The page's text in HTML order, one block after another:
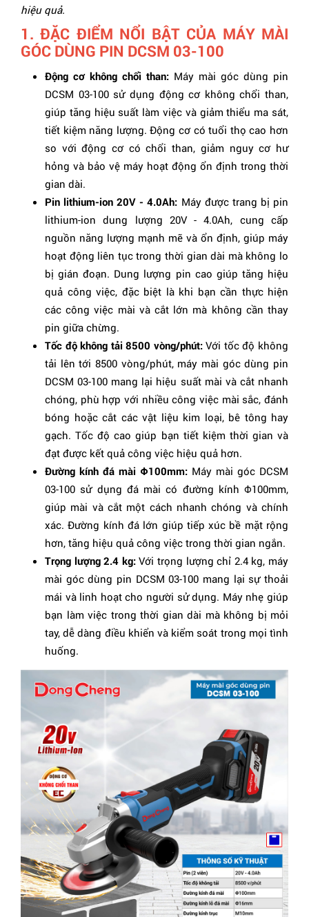
hiệu quả.
1. ĐẶC ĐIỂM NỔI BẬT CỦA MÁY MÀI
GÓC DÙNG PIN DCSM 03-100
Động cơ không chổi than: Máy mài góc dùng pin
DCSM 03-100 sử dụng động cơ không chổi than,
giúp tăng hiệu suất làm việc và giảm thiểu ma sát,
tiết kiệm năng lượng. Động cơ có tuổi thọ cao hơn
so với động cơ có chổi than, giảm nguy cơ hư
hỏng và bảo vệ máy hoạt động ổn định trong thời
gian dài.
Pin lithium-ion 20V - 4.0Ah: Máy được trang bị pin
lithium-ion dung lượng 20V - 4.0Ah, cung cấp
nguồn năng lượng mạnh mẽ và ổn định, giúp máy
hoạt động liên tục trong thời gian dài mà không lo
bị gián đoạn. Dung lượng pin cao giúp tăng hiệu
quả công việc, đặc biệt là khi bạn cần thực hiện
các công việc mài và cắt lớn mà không cần thay
pin giữa chừng.
Tốc độ không tải 8500 vòng/phút:Với tốc độ không
tải lên tới 8500 vòng/phút, máy mài góc dùng pin
DCSM 03-100 mang lại hiệu suất mài và cắt nhanh
chóng, phù hợp với nhiều công việc mài sắc, đánh
bóng hoặc cắt các vật liệu kim loại, bê tông hay
gạch. Tốc độ cao giúp bạn tiết kiệm thời gian và
đạt được kết quả công việc hiệu quả hơn.
Đường kính đá mài Φ100mm: Máy mài góc DCSM
03-100 sử dụng đá mài có đường kính Φ100mm,
giúp mài và cắt một cách nhanh chóng và chính
xác. Đường kính đá lớn giúp tiếp xúc bề mặt rộng
hơn, tăng hiệu quả công việc trong thời gian ngắn.
Trọng lượng 2.4 kg:Với trọng lượng chỉ 2.4 kg, máy
mài góc dùng pin DCSM 03-100 mang lại sự thoải
mái và linh hoạt cho người sử dụng. Máy nhẹ giúp
bạn làm việc trong thời gian dài mà không bị mỏi
tay, dễ dàng điều khiển và kiểm soát trong mọi tình
huống.